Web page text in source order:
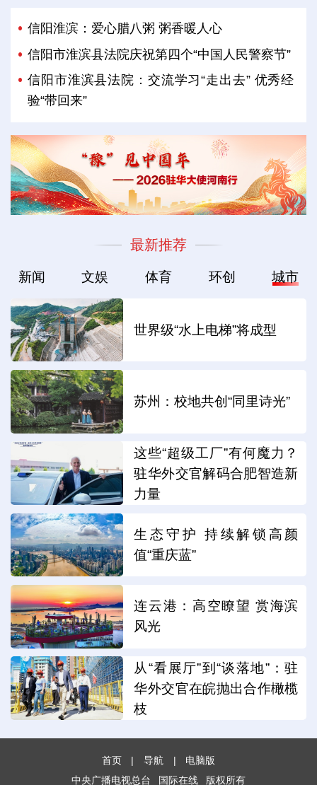
信阳淮滨：爱心腊八粥 粥香暖人心
信阳市淮滨县法院庆祝第四个“中国人民警察节”
信阳市淮滨县法院：交流学习“走出去” 优秀经
验“带回来”
最新推荐
新闻 文娱 体育 环创 城市
世界级“水上电梯”将成型
苏州：校地共创“同里诗光”
这些“超级工厂”有何魔力？
驻华外交官解码合肥智造新
力量
生态守护 持续解锁高颜
值“重庆蓝”
连云港：高空瞭望 赏海滨
风光
从“看展厅”到“谈落地”：驻
华外交官在皖抛出合作橄榄
枝
首页 | 导航 |
电脑版
中央广播电视总台
国际在线 版权所有